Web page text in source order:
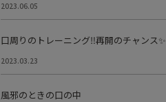
2023.06.05
口周りのトレーニング‼︎再開のチャンス✨
2023.03.23
風邪のときの口の中